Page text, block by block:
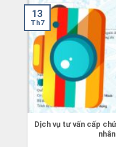
Dịch vụ tư vấn cấp
13
Th7